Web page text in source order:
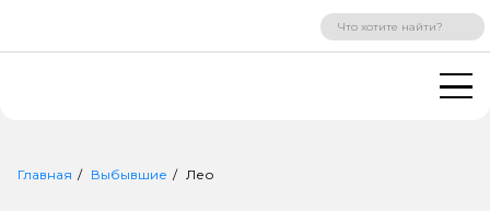
ВХОД РЕГИСТРАЦИЯ
Главная Выбывшие Лео